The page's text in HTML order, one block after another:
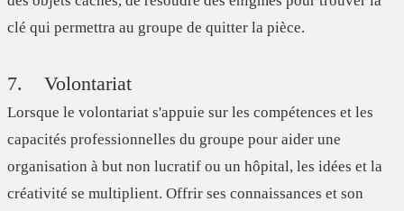
clé qui permettra au groupe de quitter la pièce.
7. Volontariat
Lorsque le volontariat s'appuie sur les compétences et les
capacités professionnelles du groupe pour aider une
organisation à but non lucratif ou un hôpital, les idées et la
créativité se multiplient. Offrir ses connaissances et son